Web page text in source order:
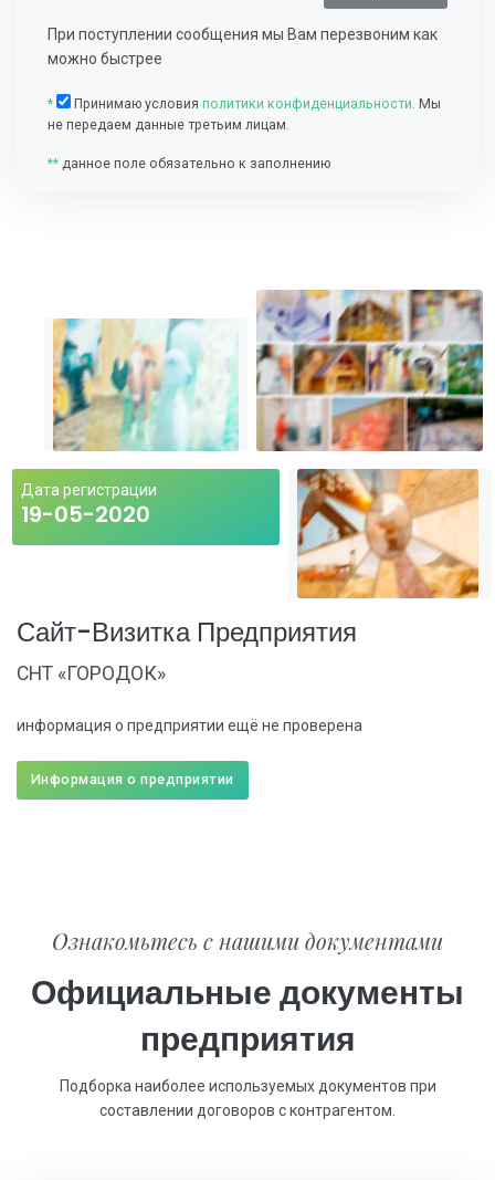
При поступлении сообщения мы Вам перезвоним как
можно быстрее
* Принимаю условия политики конфиденциальности. Мы
не передаем данные третьим лицам.
** данное поле обязательно к заполнению
Дата регистрации
19-05-2020
Сайт-Визитка Предприятия
СНТ «ГОРОДОК»
информация о предприятии ещё не проверена
Информация о предприятии
Ознакомьтесь с нашими документами
Официальные документы
предприятия
Подборка наиболее используемых документов при
составлении договоров с контрагентом.